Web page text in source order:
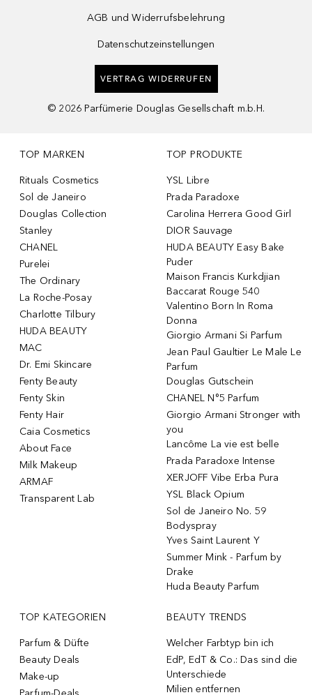
AGB und Widerrufsbelehrung
Datenschutzeinstellungen
VERTRAG WIDERRUFEN
© 2026 Parfümerie Douglas Gesellschaft m.b.H.
TOP MARKEN
Rituals Cosmetics
Sol de Janeiro
Douglas Collection
Stanley
CHANEL
Purelei
The Ordinary
La Roche-Posay
Charlotte Tilbury
HUDA BEAUTY
MAC
Dr. Emi Skincare
Fenty Beauty
Fenty Skin
Fenty Hair
Caia Cosmetics
About Face
Milk Makeup
ARMAF
Transparent Lab
TOP PRODUKTE
YSL Libre
Prada Paradoxe
Carolina Herrera Good Girl
DIOR Sauvage
HUDA BEAUTY Easy Bake
Puder
Maison Francis Kurkdjian
Baccarat Rouge 540
Valentino Born In Roma
Donna
Giorgio Armani Si Parfum
Jean Paul Gaultier Le Male Le
Parfum
Douglas Gutschein
CHANEL N°5 Parfum
Giorgio Armani Stronger with
you
Lancôme La vie est belle
Prada Paradoxe Intense
XERJOFF Vibe Erba Pura
YSL Black Opium
Sol de Janeiro No. 59
Bodyspray
Yves Saint Laurent Y
Summer Mink - Parfum by
Drake
Huda Beauty Parfum
TOP KATEGORIEN
Parfum & Düfte
Beauty Deals
Make-up
BEAUTY TRENDS
Welcher Farbtyp bin ich
EdP, EdT & Co.: Das sind die
Unterschiede
Milien entfernen